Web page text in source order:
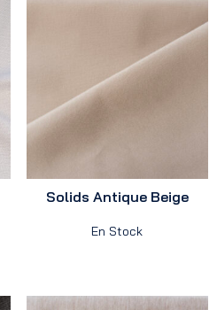
Solids Antique Beige
En Stock